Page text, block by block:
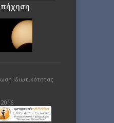
Ιδιωτικότητας